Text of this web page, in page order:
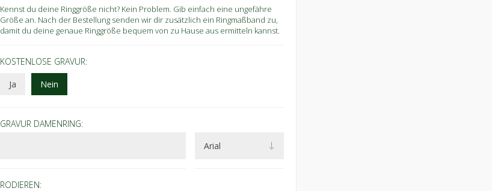
Kennst du deine Ringgröße nicht? Kein Problem. Gib einfach eine ungefähre
Größe an. Nach der Bestellung senden wir dir zusätzlich ein Ringmaßband zu,
damit du deine genaue Ringgröße bequem von zu Hause aus ermitteln kannst.
KOSTENLOSE GRAVUR:
Ja
Nein
GRAVUR DAMENRING:
RODIEREN: